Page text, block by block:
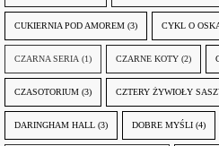
CUKIERNIA POD AMOREM (3) CYKL O
CZARNA SERIA (1) CZARNE KOTY (2)
CZASOTORIUM (3) CZTERY ŻYWIOŁY
DARINGHAM HALL (3) DOBRE MYŚLI (4)